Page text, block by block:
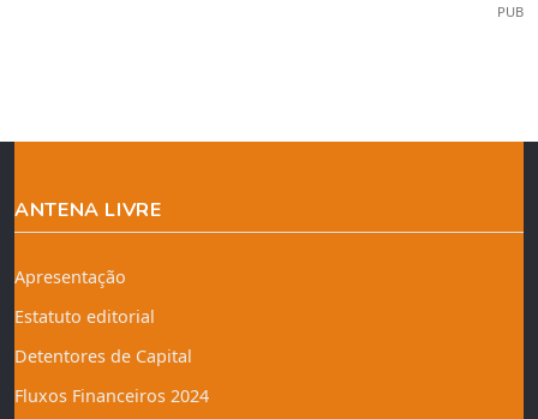
PUB
ANTENA LIVRE
Apresentação
Estatuto editorial
Detentores de Capital
Fluxos Financeiros 2024